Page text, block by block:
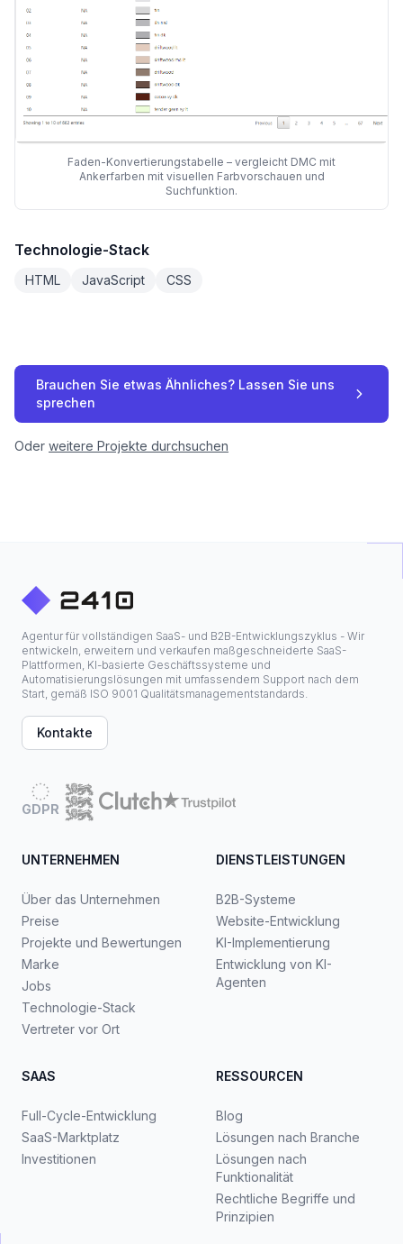
Faden-Konvertierungstabelle – vergleicht DMC mit
Ankerfarben mit visuellen Farbvorschauen und
Suchfunktion.
Technologie-Stack
HTML JavaScript CSS
Brauchen Sie etwas Ähnliches? Lassen Sie uns
sprechen
Oder weitere Projekte durchsuchen
Agentur für vollständigen SaaS- und B2B-Entwicklungszyklus - Wir
entwickeln, erweitern und verkaufen maßgeschneiderte SaaS-
Plattformen, KI-basierte Geschäftssysteme und
Automatisierungslösungen mit umfassendem Support nach dem
Start, gemäß ISO 9001 Qualitätsmanagementstandards.
Kontakte
GDPR
UNTERNEHMEN
Über das Unternehmen
Preise
Projekte und Bewertungen
Marke
Jobs
Technologie-Stack
Vertreter vor Ort
DIENSTLEISTUNGEN
B2B-Systeme
Website-Entwicklung
KI-Implementierung
Entwicklung von KI-
Agenten
SAAS
Full-Cycle-Entwicklung
SaaS-Marktplatz
Investitionen
RESSOURCEN
Blog
Lösungen nach Branche
Lösungen nach
Funktionalität
Rechtliche Begriffe und
Prinzipien